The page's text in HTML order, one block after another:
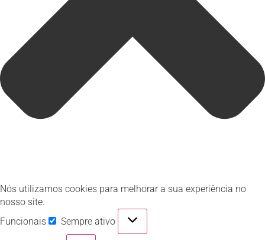
Nós utilizamos cookies para melhorar a sua experiência no
nosso site.
Funcionais
Sempre ativo